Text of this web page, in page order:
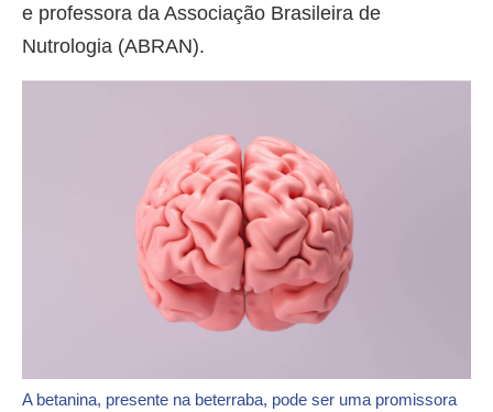
e professora da Associação Brasileira de
Nutrologia (ABRAN).
A betanina, presente na beterraba, pode ser uma promissora